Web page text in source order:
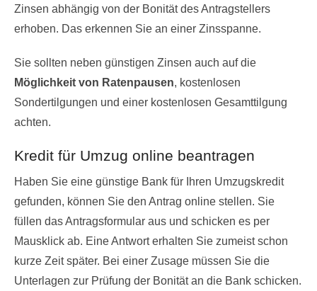
Zinsen abhängig von der Bonität des Antragstellers
erhoben. Das erkennen Sie an einer Zinsspanne.
Sie sollten neben günstigen Zinsen auch auf die
Möglichkeit von Ratenpausen, kostenlosen
Sondertilgungen und einer kostenlosen Gesamttilgung
achten.
Kredit für Umzug online beantragen
Haben Sie eine günstige Bank für Ihren Umzugskredit
gefunden, können Sie den Antrag online stellen. Sie
füllen das Antragsformular aus und schicken es per
Mausklick ab. Eine Antwort erhalten Sie zumeist schon
kurze Zeit später. Bei einer Zusage müssen Sie die
Unterlagen zur Prüfung der Bonität an die Bank schicken.